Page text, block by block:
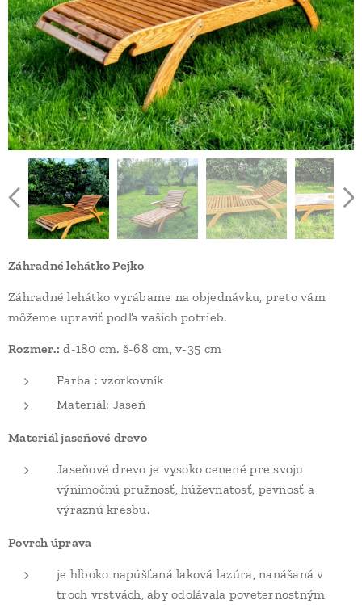
Záhradné lehátko Pejko
Záhradné lehátko vyrábame na objednávku, preto vám
môžeme upraviť podľa vašich potrieb.
Rozmer.: d-180 cm. š-68 cm, v-35 cm
Farba : vzorkovník
Materiál: Jaseň
Materiál jaseňové drevo
Jaseňové drevo je vysoko cenené pre svoju
výnimočnú pružnosť, húževnatosť, pevnosť a
výraznú kresbu.
Povrch úprava
je hlboko napúšťaná laková lazúra, nanášaná v
troch vrstvách, aby odolávala poveternostným